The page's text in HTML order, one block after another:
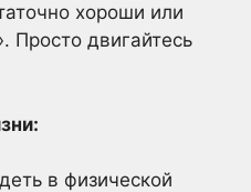
хороши или
Просто двигайтесь
в физической